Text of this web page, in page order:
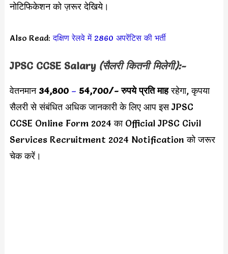
नोटिफिकेशन को ज़रूर देखिये।
Also Read:दक्षिण रेलवे में 2860 अपरेंटिस की भर्ती
JPSC CCSE Salary (सैलरी कितनी मिलेगी):-
वेतनमान34,800 – 54,700/- रुपये प्रति माहरहेगा, कृपया
सैलरी से संबंधित अधिक जानकारी के लिए आप इस JPSC
CCSE Online Form 2024 का Official JPSC Civil
Services Recruitment 2024 Notification को जरूर
चेक करें।